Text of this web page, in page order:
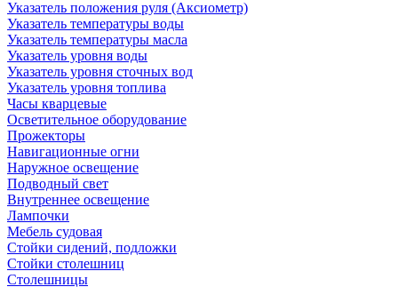
Указатель положения руля (Аксиометр)
Указатель температуры воды
Указатель температуры масла
Указатель уровня воды
Указатель уровня сточных вод
Указатель уровня топлива
Часы кварцевые
Осветительное оборудование
Прожекторы
Навигационные огни
Наружное освещение
Подводный свет
Внутреннее освещение
Лампочки
Мебель судовая
Стойки сидений, подложки
Стойки столешниц
Столешницы